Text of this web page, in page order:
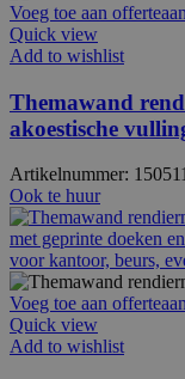
Voeg toe aan
Quick view
Add to wishlist
Themawand
akoestische
Artikelnummer:
Ook te huur
Voeg toe aan
Quick view
Add to wishlist